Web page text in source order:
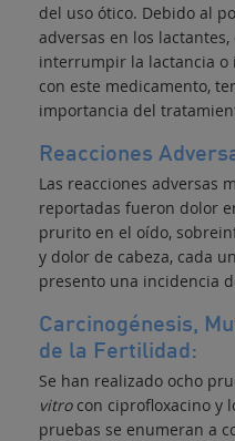
del uso ótico. Debido al
adversas en los
interrumpir la lactancia
con este medicamento,
importancia del
Reacciones
Las reacciones adversas
reportadas fueron dolor
prurito en el oído,
y dolor de cabeza, cada
presento una incidencia
Carcinogénesis,
de la Fertilidad:
Se han realizado ocho
vitrocon ciprofloxacino y
pruebas se enumeran a